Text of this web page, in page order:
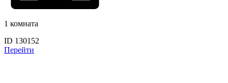
1 комната
ID 130152
Перейти